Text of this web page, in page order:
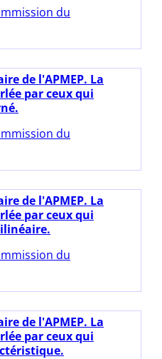
du
de l'APMEP. La
par ceux qui
du
de l'APMEP. La
par ceux qui
du
de l'APMEP. La
par ceux qui